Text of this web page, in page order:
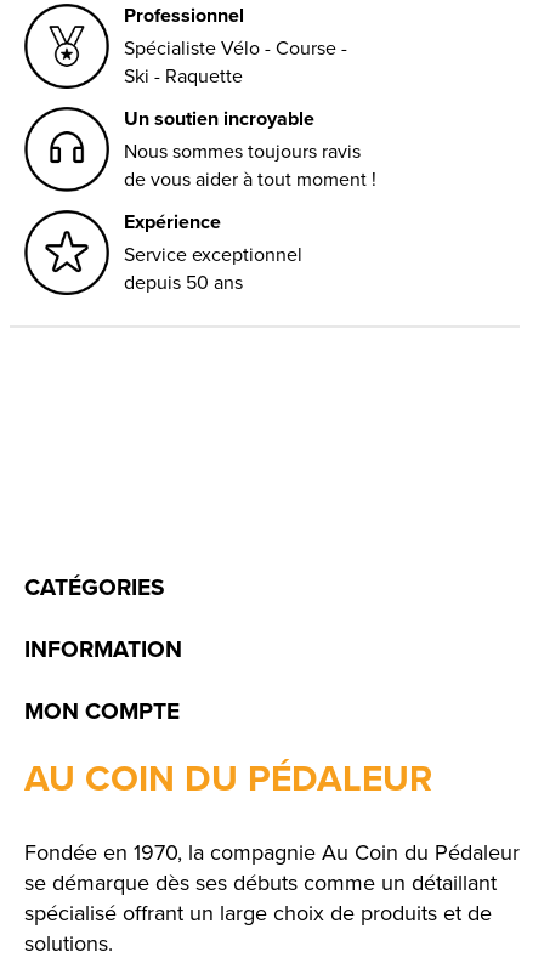
Professionnel
Spécialiste Vélo - Course -
Ski - Raquette
Un soutien incroyable
Nous sommes toujours ravis
de vous aider à tout moment !
Expérience
Service exceptionnel
depuis 50 ans
CATÉGORIES
INFORMATION
MON COMPTE
AU COIN DU PÉDALEUR
Fondée en 1970, la compagnie Au Coin du Pédaleur
se démarque dès ses débuts comme un détaillant
spécialisé offrant un large choix de produits et de
solutions.